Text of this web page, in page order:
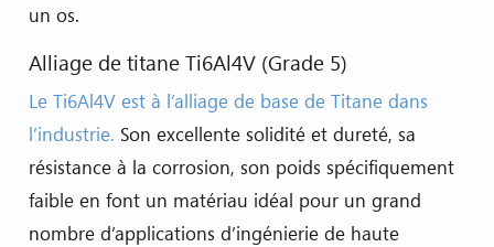
un os.
Alliage de titane Ti6Al4V (Grade 5)
Le Ti6Al4V est à l’alliage de base de Titane dans
l’industrie. Son excellente solidité et dureté, sa
résistance à la corrosion, son poids spécifiquement
faible en font un matériau idéal pour un grand
nombre d’applications d’ingénierie de haute